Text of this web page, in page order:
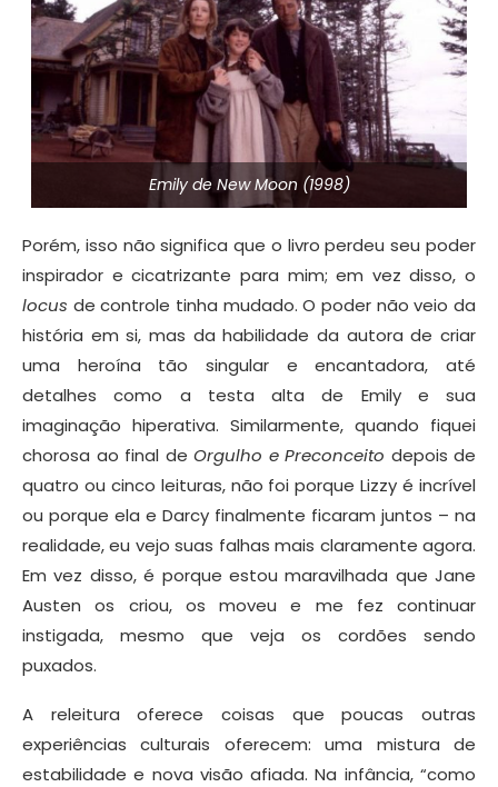
Emily de New Moon (1998)
Porém, isso não significa que o livro perdeu seu poder
inspirador e cicatrizante para mim; em vez disso, o
locus de controle tinha mudado. O poder não veio da
história em si, mas da habilidade da autora de criar
uma heroína tão singular e encantadora, até
detalhes como a testa alta de Emily e sua
imaginação hiperativa. Similarmente, quando fiquei
chorosa ao final de Orgulho e Preconceito depois de
quatro ou cinco leituras, não foi porque Lizzy é incrível
ou porque ela e Darcy finalmente ficaram juntos – na
realidade, eu vejo suas falhas mais claramente agora.
Em vez disso, é porque estou maravilhada que Jane
Austen os criou, os moveu e me fez continuar
instigada, mesmo que veja os cordões sendo
puxados.
A releitura oferece coisas que poucas outras
experiências culturais oferecem: uma mistura de
estabilidade e nova visão afiada. Na infância, “como